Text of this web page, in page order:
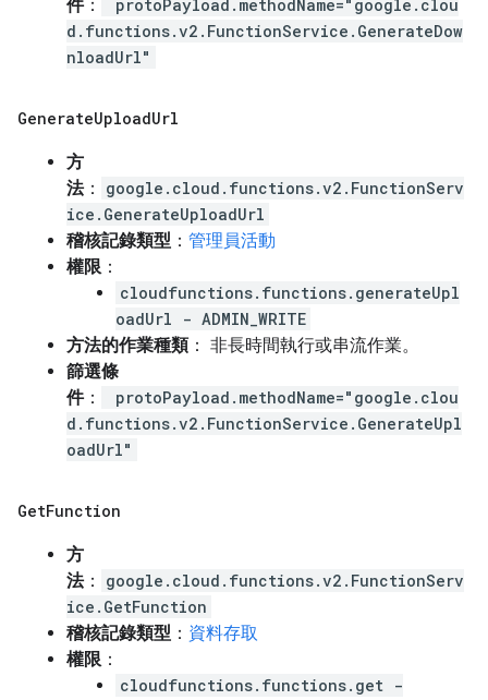
件：
protoPayload.methodName="google.clou
d.functions.v2.FunctionService.GenerateDow
nloadUrl"
GenerateUploadUrl
方
法：
google.cloud.functions.v2.FunctionServ
ice.GenerateUploadUrl
稽核記錄類型 ： 管理員活動
權限 ：
cloudfunctions.functions.generateUpl
oadUrl - ADMIN_WRITE
方法的作業種類： 非長時間執行或串流作業。
篩選條
件：
protoPayload.methodName="google.clou
d.functions.v2.FunctionService.GenerateUpl
oadUrl"
GetFunction
方
法：
google.cloud.functions.v2.FunctionServ
ice.GetFunction
稽核記錄類型 ： 資料存取
權限 ：
cloudfunctions.functions.get -